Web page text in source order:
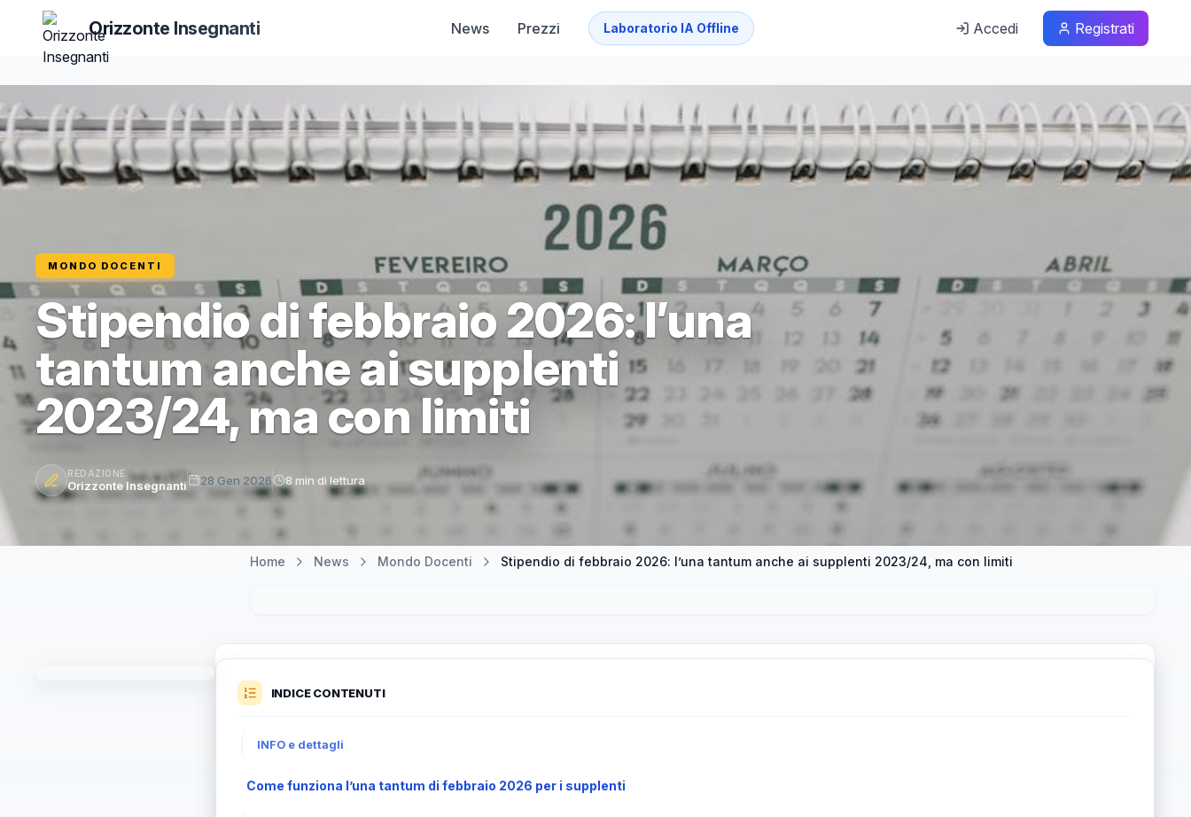
Orizzonte Insegnanti News Prezzi Laboratorio IA Offline Accedi Registrati
MONDO DOCENTI
Stipendio di febbraio 2026: l’una
tantum anche ai supplenti
2023/24, ma con limiti
REDAZIONE
Orizzonte Insegnanti 28 Gen 2026 8 min di lettura
Home News Mondo Docenti Stipendio di febbraio 2026: l’una tantum anche ai supplenti 2023/24, ma con limiti
INDICE CONTENUTI
INFO e dettagli
Come funziona l’una tantum di febbraio 2026 per i supplenti